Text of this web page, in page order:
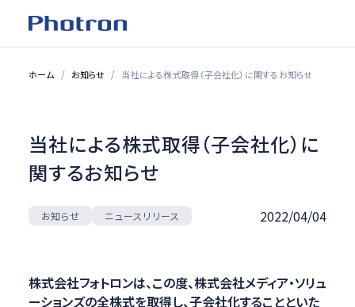
ホーム お知らせ 当社による株式取得（子会社化）に関するお知らせ
当社による株式取得（子会社化）に
関するお知らせ
お知らせ ニュースリリース 2022/04/04
株式会社フォトロンは、この度、株式会社メディア・ソリュ
ーションズの全株式を取得し、子会社化することといた